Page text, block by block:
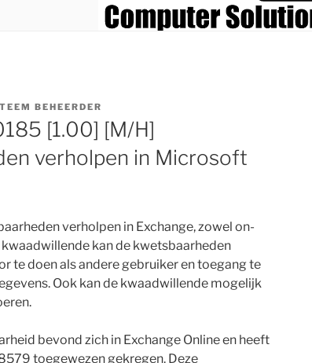
BEHEERDER
[1.00] [M/H]
verholpen in Microsoft
verholpen in Exchange, zowel on-
kwaadwillende kan de kwetsbaarheden
te doen als andere gebruiker en toegang te
Ook kan de kwaadwillende mogelijk
bevond zich in Exchange Online en heeft
toegewezen gekregen. Deze